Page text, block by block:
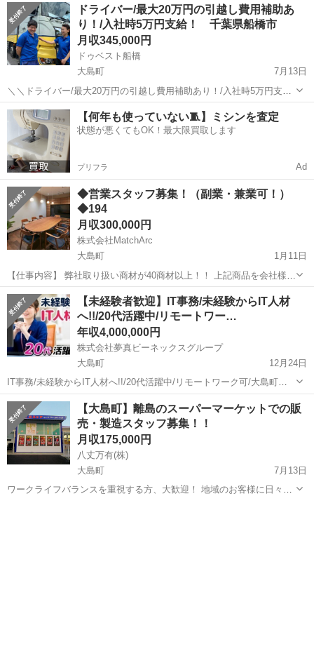
務職 給与 [正]月給26万円～50万円 勤務時間 [正]0...
ドライバー/最大20万円の引越し費用補助あ
り！/入社時5万円支給！ 千葉県船橋市
月収345,000円
ドゥベスト船橋
大島町
7月13日
＼＼ドライバー/最大20万円の引越し費用補助あり！/入社時5万円支
給！／／ 【ポイント】 ◇賞与年2回！ ◇引越し補助金最大20万円！！
勤務地は株式会社ドゥベスト船橋（千葉県船橋市）となっておりま
す。 面接は...
東京 大島町 ドライバー 週休3日制
【何年も使っていない🧵】ミシンを査定
状態が悪くてもOK！最大限買取します
プリフラ Ad
◆営業スタッフ募集！（副業・兼業可！）
◆194
月収300,000円
株式会社MatchArc
大島町
1月11日
【仕事内容】 弊社取り扱い商材が40商材以上！！ 上記商品を会社樣や
店舗様に販売していただくお仕事です！ ①【販売しやすい商材】 初期
費用がほぼすべて無料。店舗に提案しやすい商材です! また認知度高い
サービスで...
東京 大島町 営業 リモートワーク
【未経験者歓迎】IT事務/未経験からIT人材
へ!!/20代活躍中/リモートワー…
年収4,000,000円
株式会社夢真ビーネックスグループ
大島町
12月24日
IT事務/未経験からIT人材へ!!/20代活躍中/リモートワーク可/大島町
【応募先企業名】株式会社夢真ビーネックスグループ 【雇用形態】正
社員 【職種】一般事務 【応募資格】 ・仕事内容欄【求める人材/能
力】をご参照くだ...
東京 大島町 一般事務 リモートワーク
【大島町】離島のスーパーマーケットでの販
売・製造スタッフ募集！！
月収175,000円
八丈万有(株)
大島町
7月13日
ワークライフバランスを重視する方、大歓迎！ 地域のお客様に日々ご